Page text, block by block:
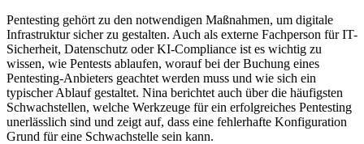
Pentesting gehört zu den notwendigen Maßnahmen, um digitale
Infrastruktur sicher zu gestalten. Auch als externe Fachperson für IT-
Sicherheit, Datenschutz oder KI-Compliance ist es wichtig zu
wissen, wie Pentests ablaufen, worauf bei der Buchung eines
Pentesting-Anbieters geachtet werden muss und wie sich ein
typischer Ablauf gestaltet. Nina berichtet auch über die häufigsten
Schwachstellen, welche Werkzeuge für ein erfolgreiches Pentesting
unerlässlich sind und zeigt auf, dass eine fehlerhafte Konfiguration
Grund für eine Schwachstelle sein kann.